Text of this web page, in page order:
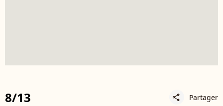
8/13 share Partager